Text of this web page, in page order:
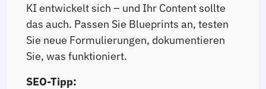
KI entwickelt sich – und Ihr Content sollte
das auch. Passen Sie Blueprints an, testen
Sie neue Formulierungen, dokumentieren
Sie, was funktioniert.
SEO-Tipp: